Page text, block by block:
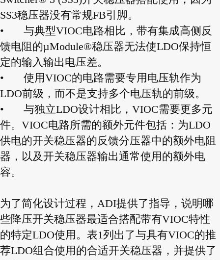
SS3稳压器没有常规FB引脚。
•
与典型VIOC电路相比，带有集成高侧反
馈电阻的µModule®稳压器无法使LDO保持恒
定的输入输出电压差。
•
使用VIOC的电路需要专用电压轨作为
LDO前级，而不是支持多个电压轨的前级。
•
与独立LDO设计相比，VIOC需要更多元
件。VIOC电路所需的额外元件包括：为LDO
供电的开关稳压器的反馈分压器中的额外电阻
器，以及开关稳压器输出通常使用的额外电
容。
为了简化设计过程，ADI提供了指导，说明哪
些降压开关稳压器最适合搭配带有VIOC特性
的特定LDO使用。表1列出了与具有VIOC的推
荐LDO组合使用的合适开关稳压器，并提供了